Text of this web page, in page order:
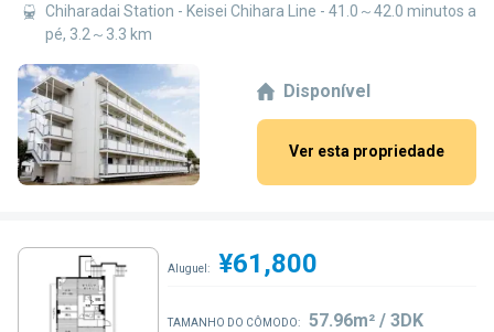
Chiharadai Station - Keisei Chihara Line - 41.0～42.0 minutos a
pé, 3.2～3.3 km
Disponível
Ver esta propriedade
Aluguel: ¥61,800
TAMANHO DO CÔMODO: 57.96m² / 3DK